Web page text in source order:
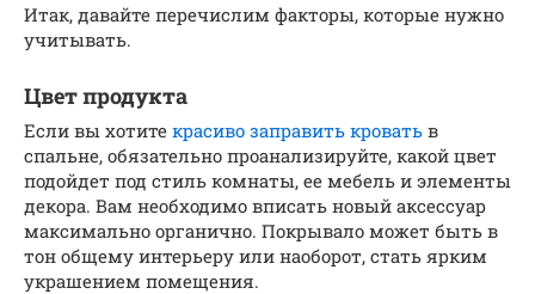
Итак, давайте перечислим факторы, которые нужно
учитывать.
Цвет продукта
Если вы хотите красиво заправить кровать в
спальне, обязательно проанализируйте, какой цвет
подойдет под стиль комнаты, ее мебель и элементы
декора. Вам необходимо вписать новый аксессуар
максимально органично. Покрывало может быть в
тон общему интерьеру или наоборот, стать ярким
украшением помещения.